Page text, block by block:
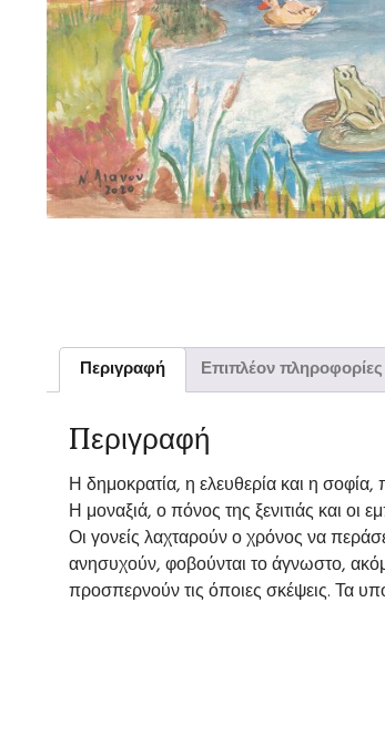
Περιγραφή Επιπλέον πληροφορίες
Περιγραφή
Η δημοκρατία, η ελευθερία και η
Η μοναξιά, ο πόνος της ξενιτιάς και
Οι γονείς λαχταρούν ο χρόνος να
ανησυχούν, φοβούνται το άγνωστο,
προσπερνούν τις όποιες σκέψεις. Τα